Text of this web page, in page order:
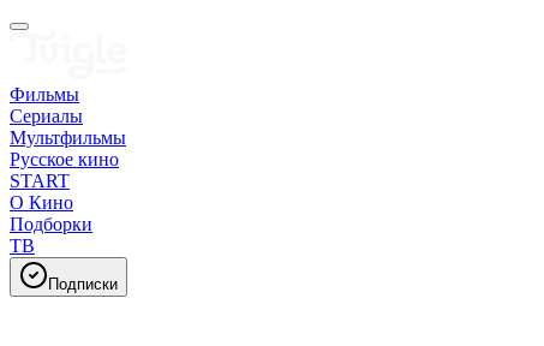
Фильмы
Сериалы
Мультфильмы
Русское кино
START
О Кино
Подборки
ТВ
Подписки